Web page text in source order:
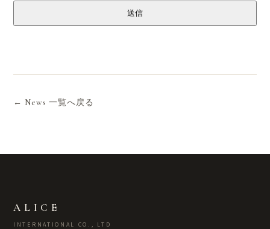
送信
← News 一覧へ戻る
ALICE
INTERNATIONAL CO., LTD